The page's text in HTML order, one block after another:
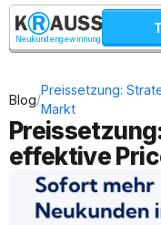
Neukundengewinnung
Blog/
Preissetzung:
Markt
effektive